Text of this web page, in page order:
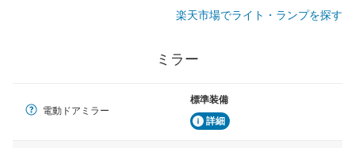
楽天市場でライト・ランプを探す
ミラー
電動ドアミラー
標準装備
詳細